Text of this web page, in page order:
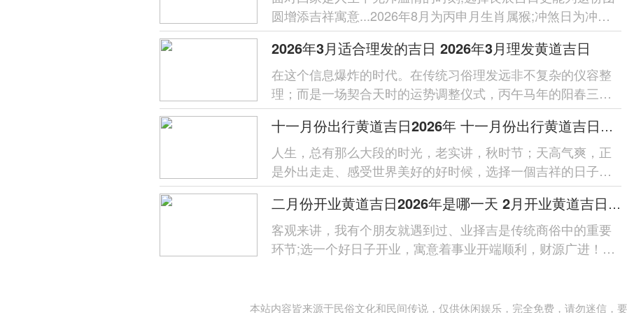
圆增添吉祥寓意...2026年8月为丙申月生肖属猴;冲煞日为冲虎
煞南，2026年6月为乙未...
2026年3月适合理发的吉日 2026年3月理发黄道吉日
在这个信息爆炸的时代。在传统习俗理发远非不复杂的仪容整
理；而是一场契合天时的运势调整仪式，丙午马年的阳春三月
万物生发，正是借助自然气机更...
十一月份出行黄道吉日2026年 十一月份出行黄道吉日查询
人生，总有那么大段的时光，老实讲，秋时节；天高气爽，正
是外出走走、感受世界美好的好时候，选择一個吉祥的日子踏
上旅程,不仅能为旅途增添一份安心跟...
二月份开业黄道吉日2026年是哪一天 2月开业黄道吉日查询
客观来讲，我有个朋友就遇到过、业择吉是传统商俗中的重要
环节;选一个好日子开业，寓意着事业开端顺利，财源广进！
本站内容皆来源于民俗文化和民间传说，仅供休闲娱乐，完全免费，请勿迷信，